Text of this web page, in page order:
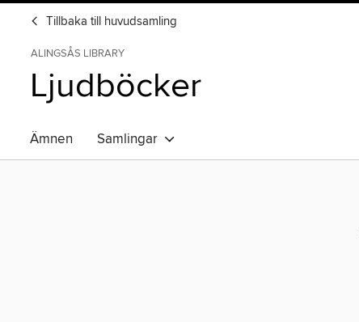
Tillbaka till huvudsamling
ALINGSÅS LIBRARY
Ljudböcker
Ämnen Samlingar